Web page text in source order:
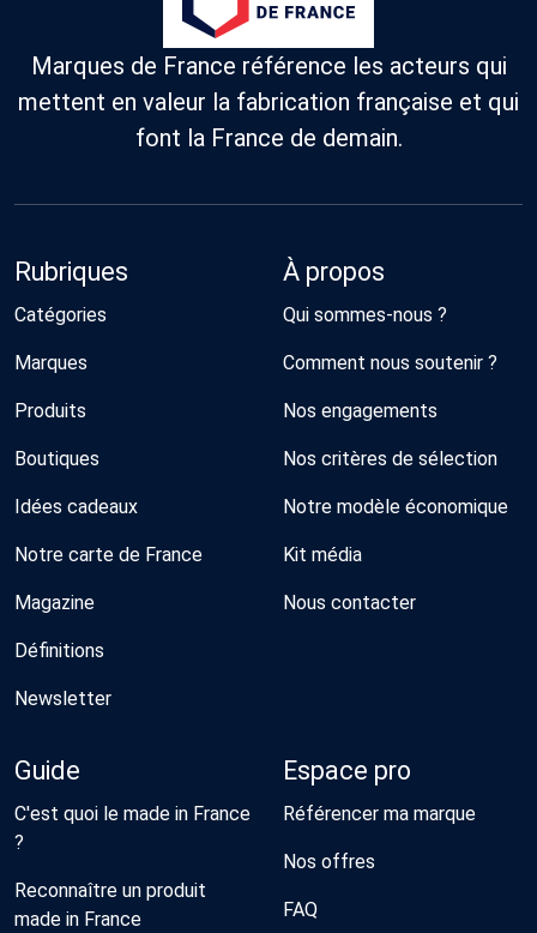
Marques de France référence les acteurs qui
mettent en valeur la fabrication française et qui
font la France de demain.
Rubriques
Catégories
Marques
Produits
Boutiques
Idées cadeaux
Notre carte de France
Magazine
Définitions
Newsletter
À propos
Qui sommes-nous ?
Comment nous soutenir ?
Nos engagements
Nos critères de sélection
Notre modèle économique
Kit média
Nous contacter
Guide
C'est quoi le made in France
?
Reconnaître un produit
made in France
Espace pro
Référencer ma marque
Nos offres
FAQ